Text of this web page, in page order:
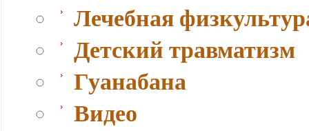
Лечебная
Детский травматизм
Гуанабана
Видео